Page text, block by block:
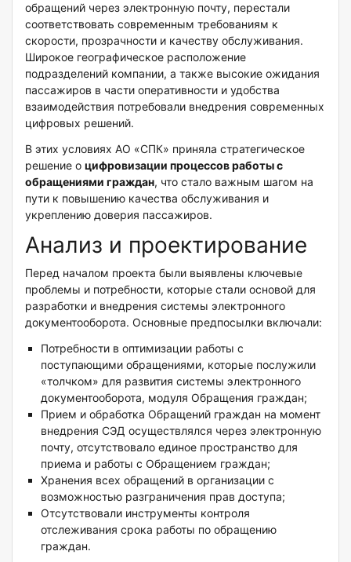
обращений через электронную почту, перестали
соответствовать современным требованиям к
скорости, прозрачности и качеству обслуживания.
Широкое географическое расположение
подразделений компании, а также высокие ожидания
пассажиров в части оперативности и удобства
взаимодействия потребовали внедрения современных
цифровых решений.
В этих условиях АО «СПК» приняла стратегическое
решение о цифровизации процессов работы с
обращениями граждан, что стало важным шагом на
пути к повышению качества обслуживания и
укреплению доверия пассажиров.
Анализ и проектирование
Перед началом проекта были выявлены ключевые
проблемы и потребности, которые стали основой для
разработки и внедрения системы электронного
документооборота. Основные предпосылки включали:
Потребности в оптимизации работы с
поступающими обращениями, которые послужили
«толчком» для развития системы электронного
документооборота, модуля Обращения граждан;
Прием и обработка Обращений граждан на момент
внедрения СЭД осуществлялся через электронную
почту, отсутствовало единое пространство для
приема и работы с Обращением граждан;
Хранения всех обращений в организации с
возможностью разграничения прав доступа;
Отсутствовали инструменты контроля
отслеживания срока работы по обращению
граждан.